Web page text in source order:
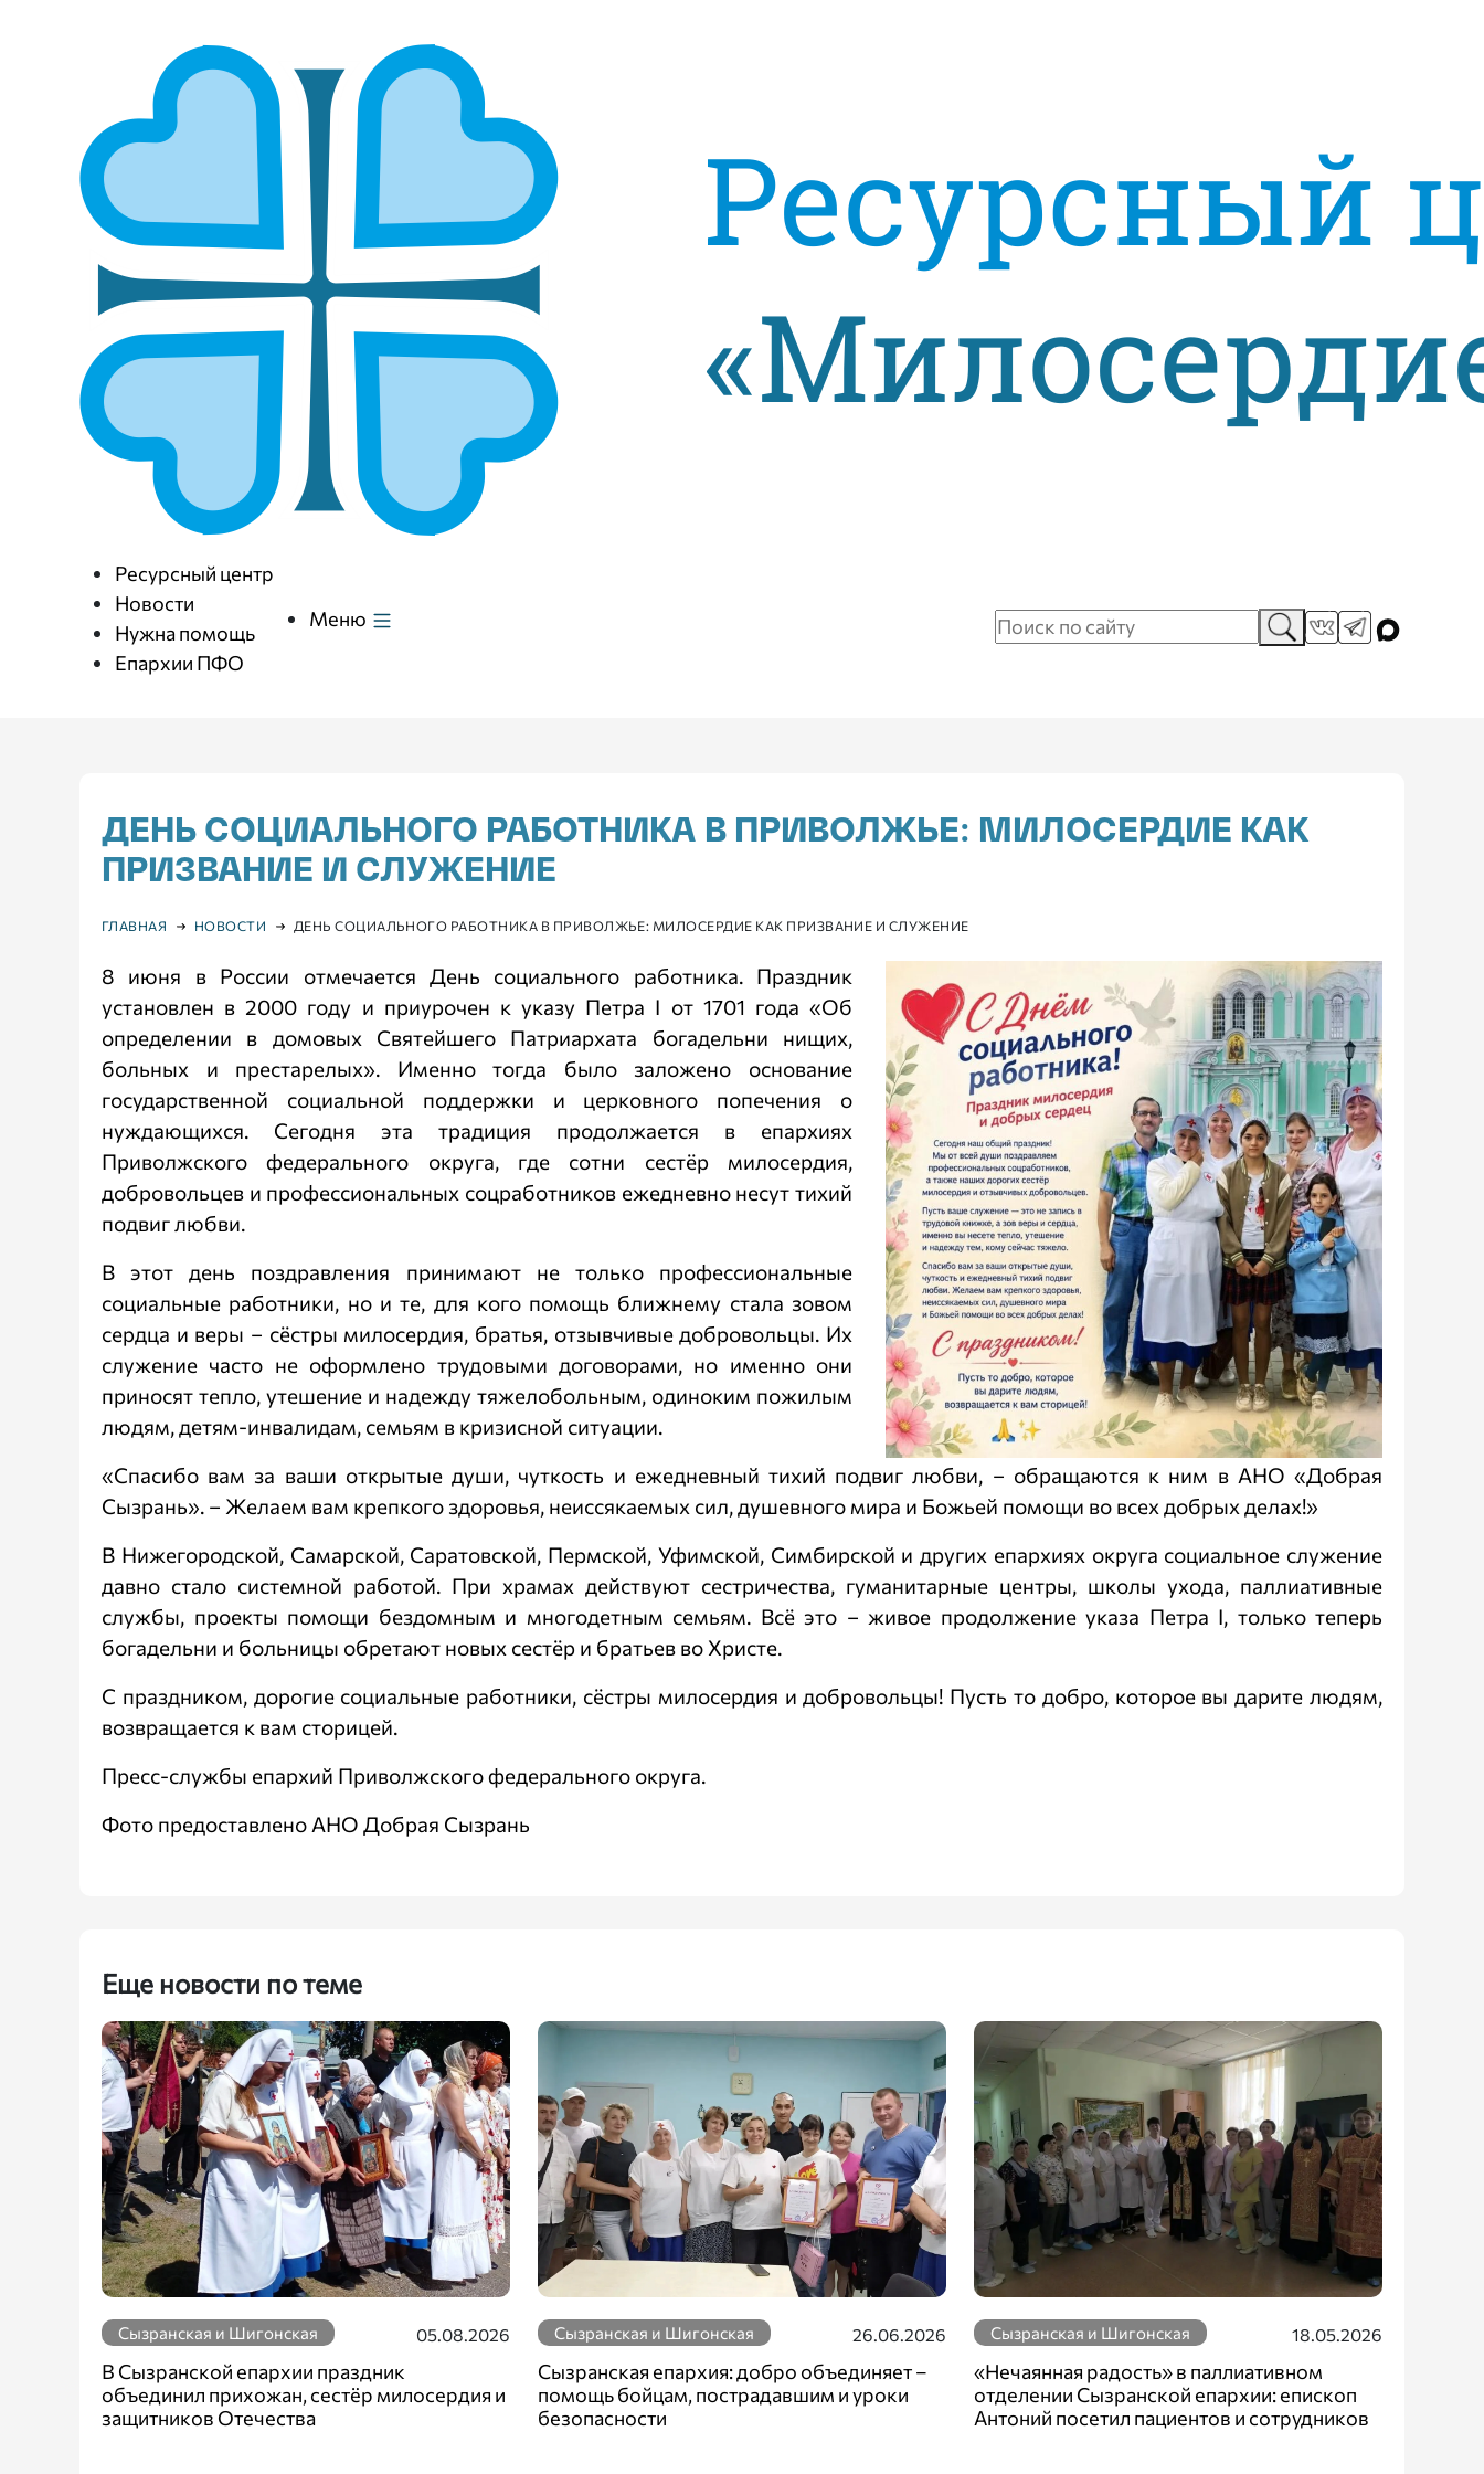
Ресурсный центр
Новости
Нужна помощь
Епархии ПФО
Меню
ДЕНЬ СОЦИАЛЬНОГО РАБОТНИКА В ПРИВОЛЖЬЕ: МИЛОСЕРДИЕ КАК
ПРИЗВАНИЕ И СЛУЖЕНИЕ
ГЛАВНАЯ НОВОСТИ ДЕНЬ СОЦИАЛЬНОГО РАБОТНИКА В ПРИВОЛЖЬЕ: МИЛОСЕРДИЕ КАК ПРИЗВАНИЕ И СЛУЖЕНИЕ
8 июня в России отмечается День социального работника. Праздник
установлен в 2000 году и приурочен к указу Петра I от 1701 года «Об
определении в домовых Святейшего Патриархата богадельни нищих,
больных и престарелых». Именно тогда было заложено основание
государственной социальной поддержки и церковного попечения о
нуждающихся. Сегодня эта традиция продолжается в епархиях
Приволжского федерального округа, где сотни сестёр милосердия,
добровольцев и профессиональных соцработников ежедневно несут тихий
подвиг любви.
В этот день поздравления принимают не только профессиональные
социальные работники, но и те, для кого помощь ближнему стала зовом
сердца и веры – сёстры милосердия, братья, отзывчивые добровольцы. Их
служение часто не оформлено трудовыми договорами, но именно они
приносят тепло, утешение и надежду тяжелобольным, одиноким пожилым
людям, детям-инвалидам, семьям в кризисной ситуации.
«Спасибо вам за ваши открытые души, чуткость и ежедневный тихий подвиг любви, – обращаются к ним в АНО «Добрая
Сызрань». – Желаем вам крепкого здоровья, неиссякаемых сил, душевного мира и Божьей помощи во всех добрых делах!»
В Нижегородской, Самарской, Саратовской, Пермской, Уфимской, Симбирской и других епархиях округа социальное служение
давно стало системной работой. При храмах действуют сестричества, гуманитарные центры, школы ухода, паллиативные
службы, проекты помощи бездомным и многодетным семьям. Всё это – живое продолжение указа Петра I, только теперь
богадельни и больницы обретают новых сестёр и братьев во Христе.
С праздником, дорогие социальные работники, сёстры милосердия и добровольцы! Пусть то добро, которое вы дарите людям,
возвращается к вам сторицей.
Пресс-службы епархий Приволжского федерального округа.
Фото предоставлено АНО Добрая Сызрань
Еще новости по теме
Сызранская и Шигонская 05.08.2026
В Сызранской епархии праздник
объединил прихожан, сестёр милосердия и
защитников Отечества
Сызранская и Шигонская 26.06.2026
Сызранская епархия: добро объединяет –
помощь бойцам, пострадавшим и уроки
безопасности
Сызранская и Шигонская 18.05.2026
«Нечаянная радость» в паллиативном
отделении Сызранской епархии: епископ
Антоний посетил пациентов и сотрудников